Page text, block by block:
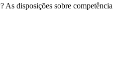
As disposições sobre competência